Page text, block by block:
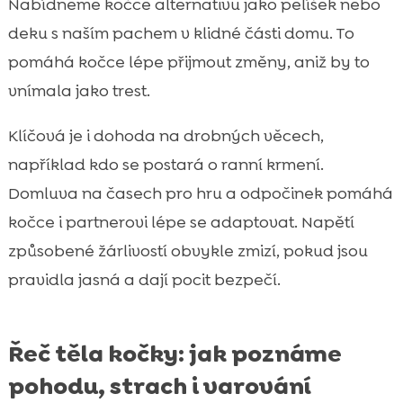
deku s naším pachem v klidné části domu. To
pomáhá kočce lépe přijmout změny, aniž by to
vnímala jako trest.
Klíčová je i dohoda na drobných věcech,
například kdo se postará o ranní krmení.
Domluva na časech pro hru a odpočinek pomáhá
kočce i partnerovi lépe se adaptovat. Napětí
způsobené žárlivostí obvykle zmizí, pokud jsou
pravidla jasná a dají pocit bezpečí.
Řeč těla kočky: jak poznáme
pohodu, strach i varování